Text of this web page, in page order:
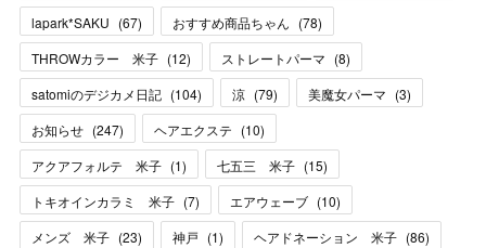
lapark*SAKU (67) おすすめ商品ちゃん (78)
THROWカラー 米子 (12) ストレートパーマ (8)
satomiのデジカメ日記 (104) 涼 (79) 美魔女パーマ (3)
お知らせ (247) ヘアエクステ (10)
アクアフォルテ 米子 (1) 七五三 米子 (15)
トキオインカラミ 米子 (7) エアウェーブ (10)
メンズ 米子 (23) 神戸 (1) ヘアドネーション 米子 (86)